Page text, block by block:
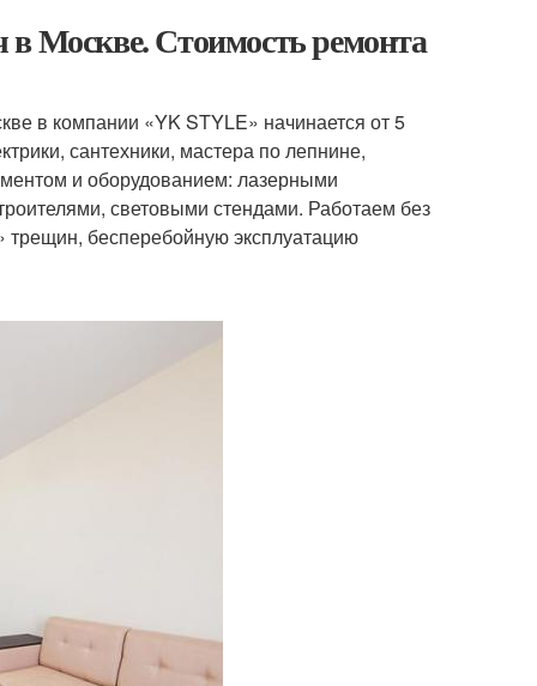
Москве. Стоимость ремонта
в компании «YK STYLE» начинается от 5
сантехники, мастера по лепнине,
и оборудованием: лазерными
световыми стендами. Работаем без
трещин, бесперебойную эксплуатацию